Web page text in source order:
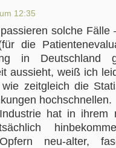
12:35
solche Fälle
die
in Deutschland
aussieht, weiß ich
zeitgleich die
hochschnellen.
hat in ihrem
neu-alter,